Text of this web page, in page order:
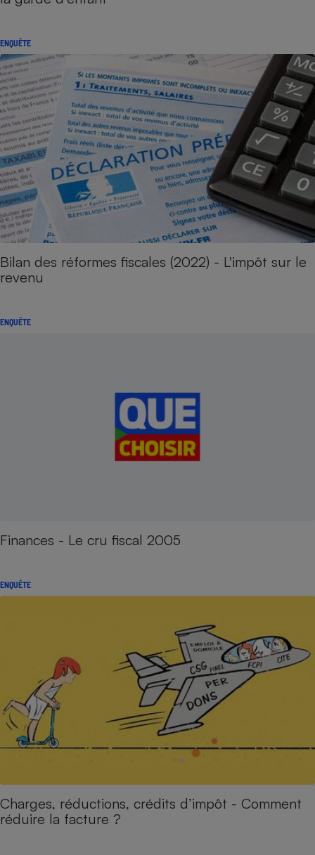
ENQUÊTE
Bilan des réformes fiscales (2022) - L'impôt sur le
revenu
ENQUÊTE
Finances - Le cru fiscal 2005
ENQUÊTE
Charges, réductions, crédits d’impôt - Comment
réduire la facture ?